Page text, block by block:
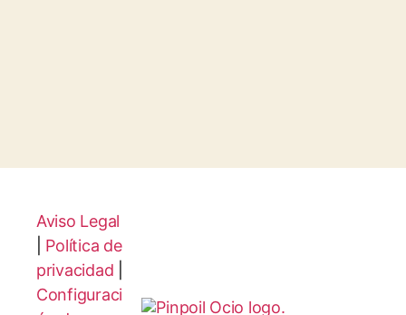
Aviso Legal
Política de
privacidad
Configuraci